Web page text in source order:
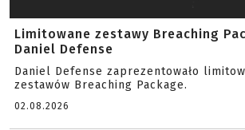
Limitowane zestawy Breaching
Daniel Defense
Daniel Defense zaprezentowało
zestawów Breaching Package.
02.08.2026